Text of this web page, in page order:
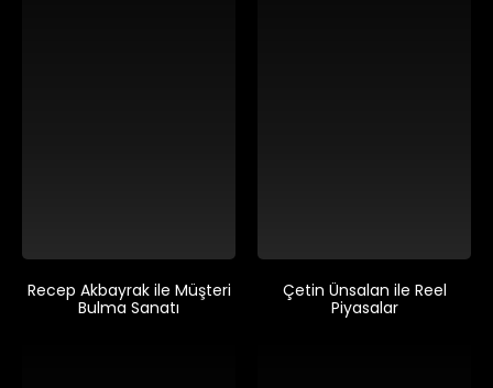
Recep Akbayrak ile Müşteri
Bulma Sanatı
Çetin Ünsalan ile Reel
Piyasalar